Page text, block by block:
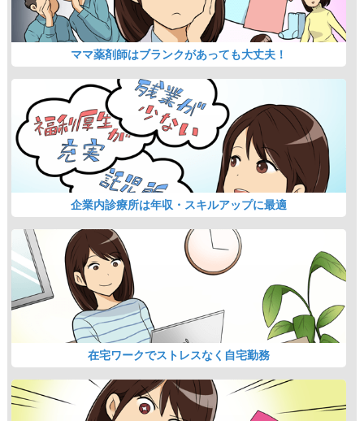
ママ薬剤師はブランクがあっても大丈夫！
企業内診療所は年収・スキルアップに最適
在宅ワークでストレスなく自宅勤務